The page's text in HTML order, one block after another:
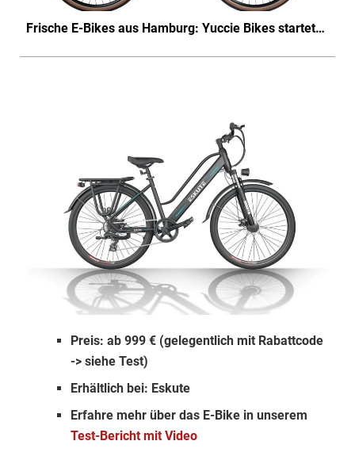
Frische E-Bikes aus Hamburg: Yuccie Bikes startet…
Preis: ab 999 € (gelegentlich mit Rabattcode
-> siehe Test)
Erhältlich bei: Eskute
Erfahre mehr über das E-Bike in unserem
Test-Bericht mit Video